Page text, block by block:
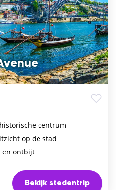
centrum
op de stad
en ontbijt
Bekijk stedentrip